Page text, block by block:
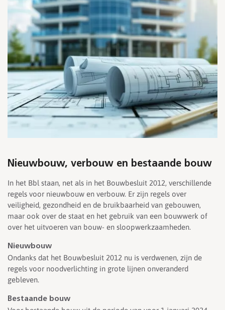
Nieuwbouw, verbouw en bestaande bouw
In het Bbl staan, net als in het Bouwbesluit 2012, verschillende
regels voor nieuwbouw en verbouw. Er zijn regels over
veiligheid, gezondheid en de bruikbaarheid van gebouwen,
maar ook over de staat en het gebruik van een bouwwerk of
over het uitvoeren van bouw- en sloopwerkzaamheden.
Nieuwbouw
Ondanks dat het Bouwbesluit 2012 nu is verdwenen, zijn de
regels voor noodverlichting in grote lijnen onveranderd
gebleven.
Bestaande bouw